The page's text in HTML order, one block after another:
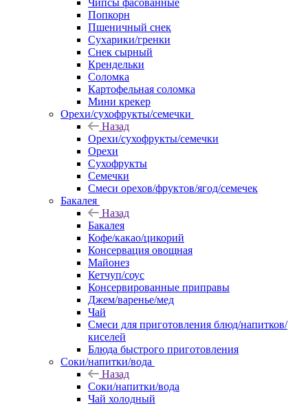
Чипсы фасованные
Попкорн
Пшеничный снек
Сухарики/гренки
Снек сырный
Крендельки
Соломка
Картофельная соломка
Мини крекер
Орехи/сухофрукты/семечки
Назад
Орехи/сухофрукты/семечки
Орехи
Сухофрукты
Семечки
Смеси орехов/фруктов/ягод/семечек
Бакалея
Назад
Бакалея
Кофе/какао/цикорий
Консервация овощная
Майонез
Кетчуп/соус
Консервированные приправы
Джем/варенье/мед
Чай
Смеси для приготовления блюд/напитков/
киселей
Блюда быстрого приготовления
Соки/напитки/вода
Назад
Соки/напитки/вода
Чай холодный